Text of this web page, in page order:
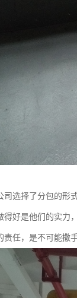
司选择了分包的形
得好是他们的实力
任，是不可能撒